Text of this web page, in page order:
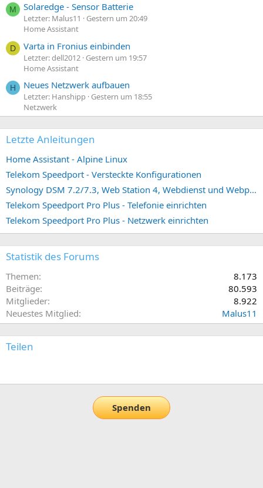
M Solaredge - Sensor Batterie
Letzter: Malus11
Gestern um 20:49
Home Assistant
D Varta in Fronius einbinden
Letzter: dell2012 Gestern um 19:57
Home Assistant
H Neues Netzwerk aufbauen
Letzter: Hanshipp Gestern um 18:55
Netzwerk
Letzte Anleitungen
Home Assistant - Alpine Linux
Telekom Speedport - Versteckte Konfigurationen
Synology DSM 7.2/7.3, Web Station 4, Webdienst und Webportal erstellen (ehemals vHost)
Telekom Speedport Pro Plus - Telefonie einrichten
Telekom Speedport Pro Plus - Netzwerk einrichten
Statistik des Forums
Themen
8.173
Beiträge
80.593
Mitglieder
8.922
Neuestes Mitglied
Malus11
Teilen
Spenden